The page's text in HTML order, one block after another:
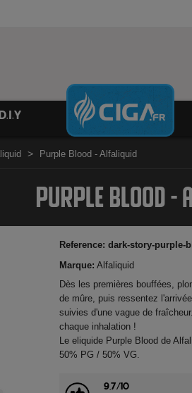
Purple Blood - Alfaliquid
PURPLE BLOOD -
Reference: dark-story-purple-
Marque: Alfaliquid
Dès les premières bouffées,
de mûre, puis ressentez
suivies d'une vague de
chaque inhalation !
Le eliquide Purple Blood de
50% PG / 50% VG.
9.7/10